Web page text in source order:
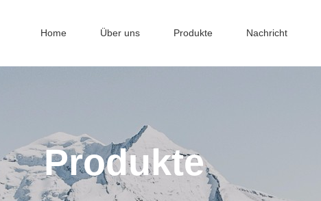
Home Über uns Produkte Nachricht
Produkte